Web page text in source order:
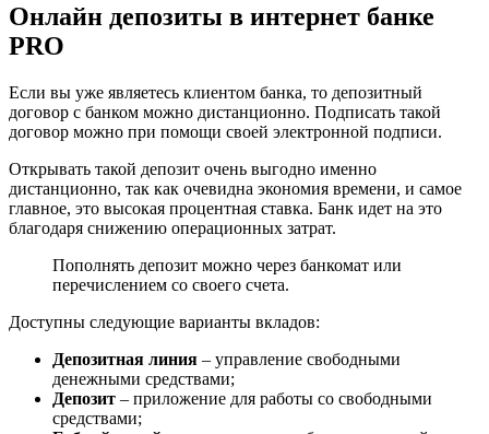
Онлайн депозиты в интернет банке
PRO
Если вы уже являетесь клиентом банка, то депозитный
договор с банком можно дистанционно. Подписать такой
договор можно при помощи своей электронной подписи.
Открывать такой депозит очень выгодно именно
дистанционно, так как очевидна экономия времени, и самое
главное, это высокая процентная ставка. Банк идет на это
благодаря снижению операционных затрат.
Пополнять депозит можно через банкомат или
перечислением со своего счета.
Доступны следующие варианты вкладов:
Депозитная линия – управление свободными
денежными средствами;
Депозит – приложение для работы со свободными
средствами;